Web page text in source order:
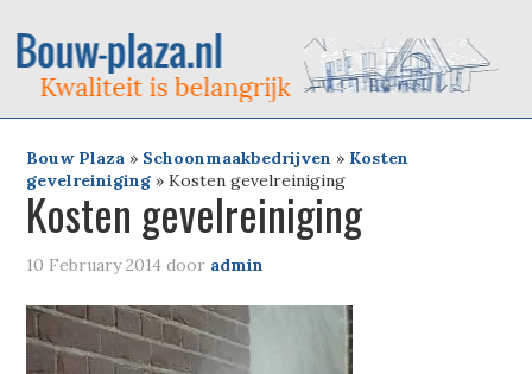
Bouw Plaza » Schoonmaakbedrijven » Kosten
gevelreiniging »Kosten gevelreiniging
Kosten gevelreiniging
10 February 2014 door admin